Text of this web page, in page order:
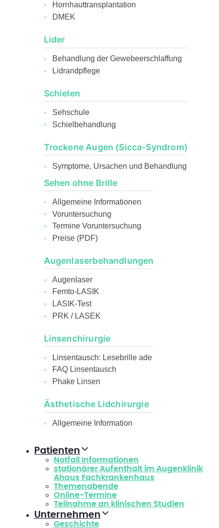
Hornhauttransplantation
DMEK
Lider
Behandlung der Gewebeerschlaffung
Lidrandpflege
Schielen
Sehschule
Schielbehandlung
Trockene Augen (Sicca-Syndrom)
Symptome, Ursachen und Behandlung
Sehen ohne Brille
Allgemeine Informationen
Voruntersuchung
Termine Voruntersuchung
Preise (PDF)
Augenlaserbehandlungen
Augenlaser
Femto-LASIK
LASIK-Test
PRK / LASEK
Linsenchirurgie
Linsentausch: Lesebrille ade
FAQ Linsentausch
Phake Linsen
Ästhetische Lidchirurgie
Allgemeine Information
Patienten
Notfall Informationen
stationärer Aufenthalt im Augenklinik
Ahaus Fachkrankenhaus
Themenabende
Online-Termine
Teilnahme an klinischen Studien
Unternehmen
Geschichte